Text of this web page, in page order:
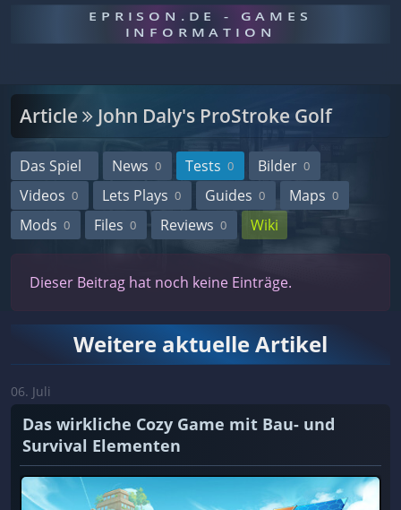
EPRISON.DE - GAMES
INFORMATION
Article John Daly's ProStroke Golf
Das Spiel News 0 Tests 0 Bilder 0
Videos 0 Lets Plays 0 Guides 0 Maps 0
Mods 0 Files 0 Reviews 0 Wiki
Dieser Beitrag hat noch keine Einträge.
Weitere aktuelle Artikel
06. Juli
Das wirkliche Cozy Game mit Bau- und
Survival Elementen